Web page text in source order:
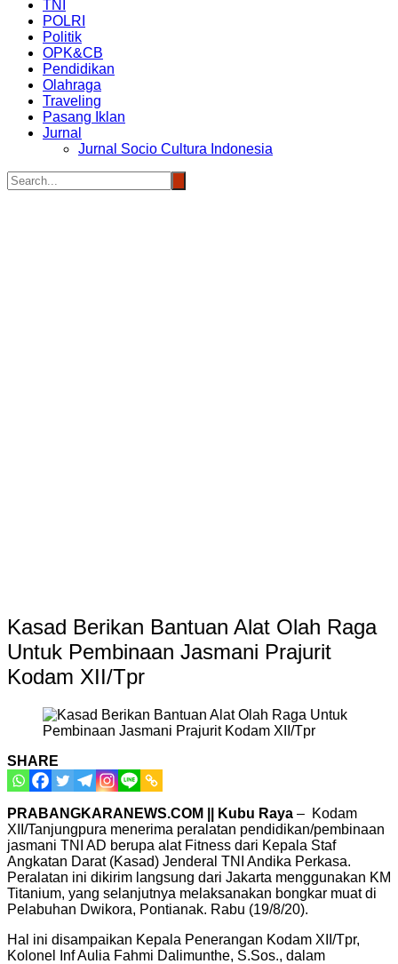
TNI
POLRI
Politik
OPK&CB
Pendidikan
Olahraga
Traveling
Pasang Iklan
Jurnal
Jurnal Socio Cultura Indonesia
Kasad Berikan Bantuan Alat Olah Raga
Untuk Pembinaan Jasmani Prajurit
Kodam XII/Tpr
SHARE
PRABANGKARANEWS.COM || Kubu Raya – Kodam
XII/Tanjungpura menerima peralatan pendidikan/pembinaan
jasmani TNI AD berupa alat Fitness dari Kepala Staf
Angkatan Darat (Kasad) Jenderal TNI Andika Perkasa.
Peralatan ini dikirim langsung dari Jakarta menggunakan KM
Titanium, yang selanjutnya melaksanakan bongkar muat di
Pelabuhan Dwikora, Pontianak. Rabu (19/8/20).
Hal ini disampaikan Kepala Penerangan Kodam XII/Tpr,
Kolonel Inf Aulia Fahmi Dalimunthe, S.Sos., dalam